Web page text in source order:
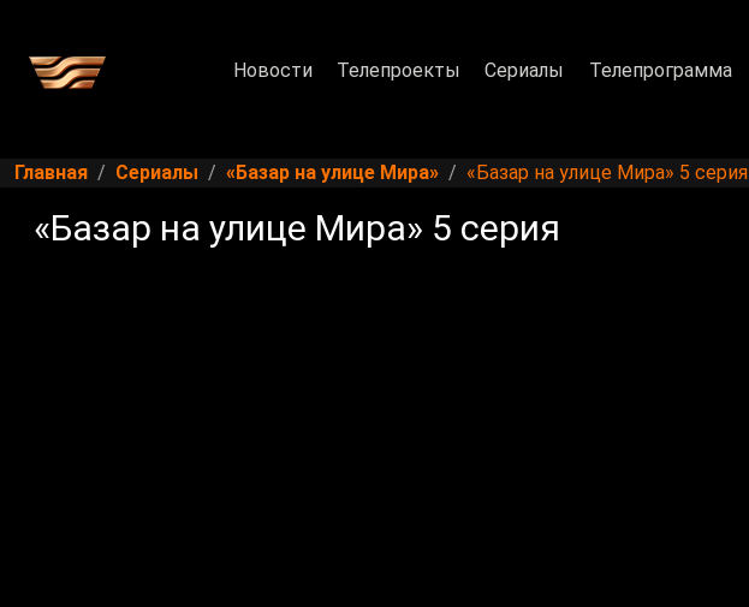
Новости Телепроекты Сериалы Телепрограмма
Главная Сериалы «Базар на улице Мира» «Базар на улице Мира» 5 серия
«Базар на улице Мира» 5 серия